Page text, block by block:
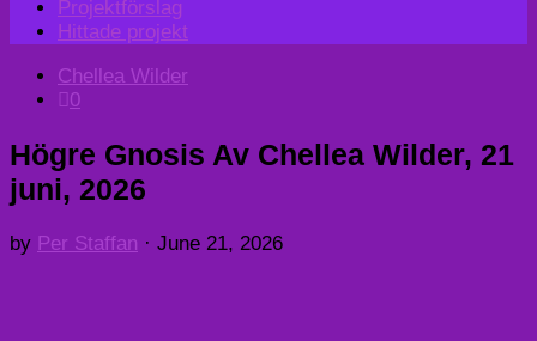
Projektförslag
Hittade projekt
Chellea Wilder
0
Högre Gnosis Av Chellea Wilder, 21
juni, 2026
by Per Staffan · June 21, 2026